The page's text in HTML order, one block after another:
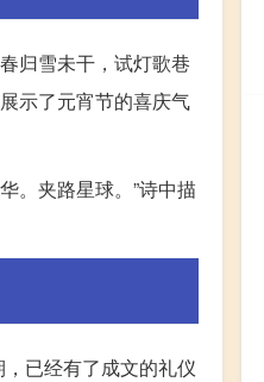
归雪未干，试灯歌巷
示了元宵节的喜庆气
。夹路星球。”诗中描
已经有了成文的礼仪